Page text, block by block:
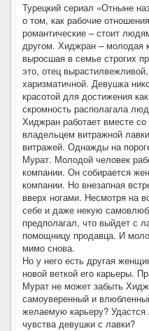
Турецкий сериал «Отныне
о том, как рабочие
романтические – стоит
другом. Хиджран – молодая
выросшая в семье строгих
это, отец
харизматичной. Девушка
красотой для достижения
скромность располагала
Хиджран работает вместе
владельцем витражной
витражей. Однажды на
Мурат. Молодой человек
компании. Он собирается
компании. Но внезапная
вверх ногами. Несмотря на
себе и даже некую
предполагал, что выйдет с
помощницу продавца. И
мимо снова.
Но у него есть другая
новой веткой его карьеры.
Мурат не может забыть
самоуверенный и
желаемую карьеру?
чувства девушки с лавки?